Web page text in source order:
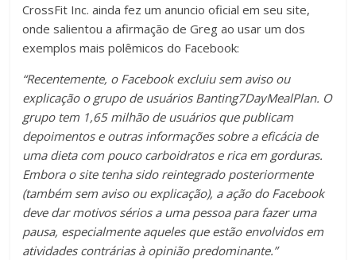
CrossFit Inc. ainda fez um anuncio oficial em seu site,
onde salientou a afirmação de Greg ao usar um dos
exemplos mais polêmicos do Facebook:
“Recentemente, o Facebook excluiu sem aviso ou
explicação o grupo de usuários Banting7DayMealPlan. O
grupo tem 1,65 milhão de usuários que publicam
depoimentos e outras informações sobre a eficácia de
uma dieta com pouco carboidratos e rica em gorduras.
Embora o site tenha sido reintegrado posteriormente
(também sem aviso ou explicação), a ação do Facebook
deve dar motivos sérios a uma pessoa para fazer uma
pausa, especialmente aqueles que estão envolvidos em
atividades contrárias à opinião predominante.”